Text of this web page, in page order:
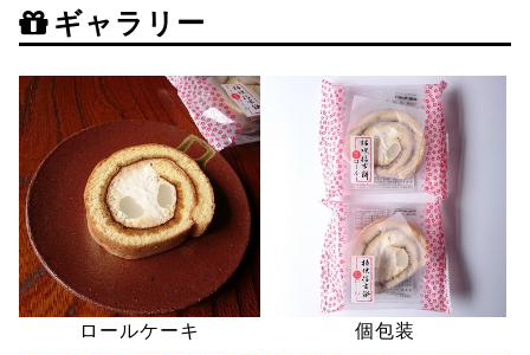
ギャラリー
ロールケーキ 個包装